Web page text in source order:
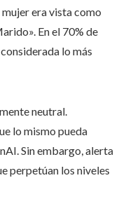
era vista como
En el 70% de
lo más
neutral.
lo mismo pueda
Sin embargo, alerta
perpetúan los niveles